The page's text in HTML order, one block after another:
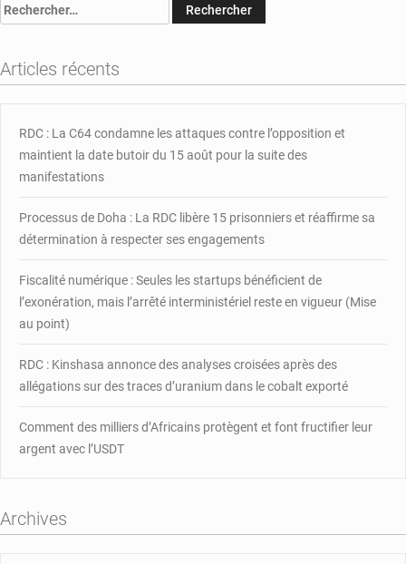
:
Masterclass
pour
Africains
Rechercher :
Articles récents
RDC : La C64 condamne les attaques contre l’opposition et
maintient la date butoir du 15 août pour la suite des
manifestations
Processus de Doha : La RDC libère 15 prisonniers et réaffirme sa
détermination à respecter ses engagements
Fiscalité numérique : Seules les startups bénéficient de
l’exonération, mais l’arrêté interministériel reste en vigueur (Mise
au point)
RDC : Kinshasa annonce des analyses croisées après des
allégations sur des traces d’uranium dans le cobalt exporté
Comment des milliers d’Africains protègent et font fructifier leur
argent avec l’USDT
Archives